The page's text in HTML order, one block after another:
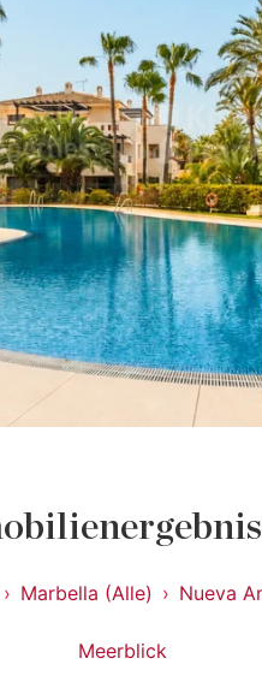
Marbella (Alle) Nueva
Meerblick